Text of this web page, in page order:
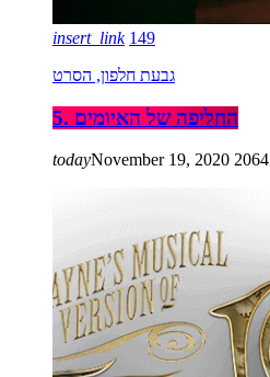
insert_link 149
גבעת חלפון, הסרט
5. החליפה של האיומים
todayNovember 19, 2020 2064